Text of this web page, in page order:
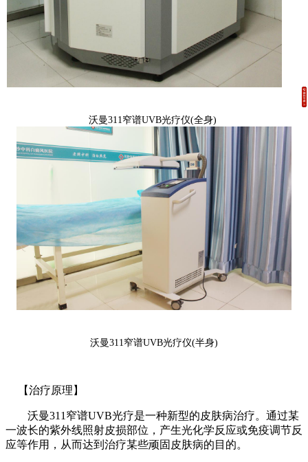
沃曼311窄谱UVB光疗仪(全身)
沃曼311窄谱UVB光疗仪(半身)
【治疗原理】
沃曼311窄谱UVB光疗是一种新型的皮肤病治疗。通过某
一波长的紫外线照射皮损部位，产生光化学反应或免疫调节反
应等作用，从而达到治疗某些顽固皮肤病的目的。